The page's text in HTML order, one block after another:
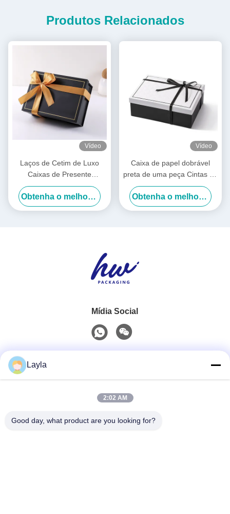
Produtos Relacionados
Vídeo
Laços de Cetim de Luxo
Caixas de Presente
Dobráveis Pré-Amarradas
Caixa de Embalagem
Desmontável
Obtenha o melhor preço
Vídeo
Caixa de papel dobrável
preta de uma peça Cintas de
cetim Luxo Caixas dobráveis
brancas
Obtenha o melhor preço
Mídia Social
0086-18688885859
Layla
2:02 AM
Good day, what product are you looking for?